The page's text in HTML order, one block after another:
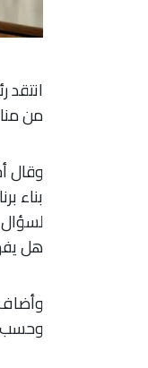
من
بناء
لسؤال
هل
وحسب